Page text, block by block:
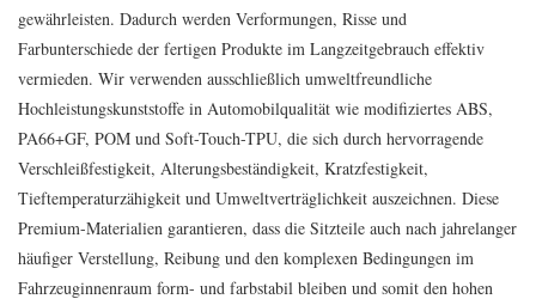
gewährleisten. Dadurch werden Verformungen, Risse und
Farbunterschiede der fertigen Produkte im Langzeitgebrauch effektiv
vermieden. Wir verwenden ausschließlich umweltfreundliche
Hochleistungskunststoffe in Automobilqualität wie modifiziertes ABS,
PA66+GF, POM und Soft-Touch-TPU, die sich durch hervorragende
Verschleißfestigkeit, Alterungsbeständigkeit, Kratzfestigkeit,
Tieftemperaturzähigkeit und Umweltverträglichkeit auszeichnen. Diese
Premium-Materialien garantieren, dass die Sitzteile auch nach jahrelanger
häufiger Verstellung, Reibung und den komplexen Bedingungen im
Fahrzeuginnenraum form- und farbstabil bleiben und somit den hohen